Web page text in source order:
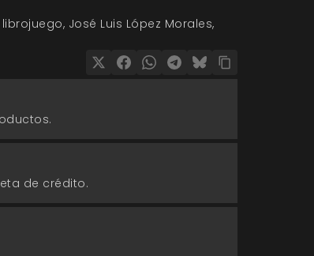
librojuego José Luis López Morales
de crédito.